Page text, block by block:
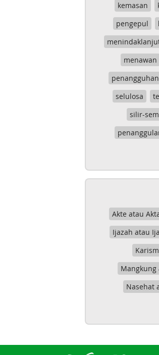
kemasan
pengepul
menawan
penangguhan
selulosa
silir-
Akte atau
Ijazah atau
Mangkung
Nasehat